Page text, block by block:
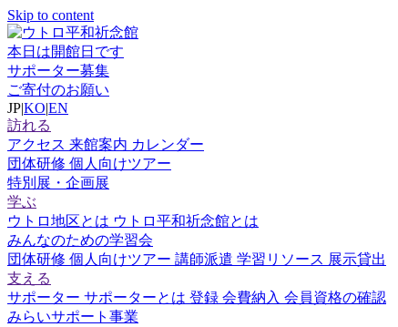
Skip to content
本日は開館日です
サポーター募集
ご寄付のお願い
JP|KO|EN
訪れる
アクセス 来館案内 カレンダー
団体研修 個人向けツアー
特別展・企画展
学ぶ
ウトロ地区とは ウトロ平和祈念館とは
みんなのための学習会
団体研修 個人向けツアー 講師派遣 学習リソース 展示貸出
支える
サポーター サポーターとは 登録 会費納入 会員資格の確認
みらいサポート事業